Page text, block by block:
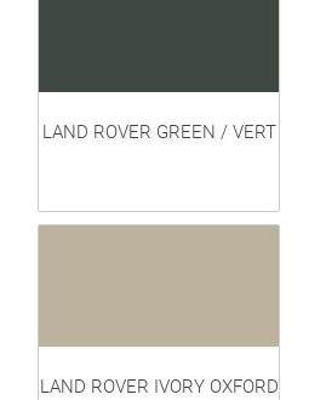
LAND ROVER GREEN / VERT
LAND ROVER IVORY OXFORD